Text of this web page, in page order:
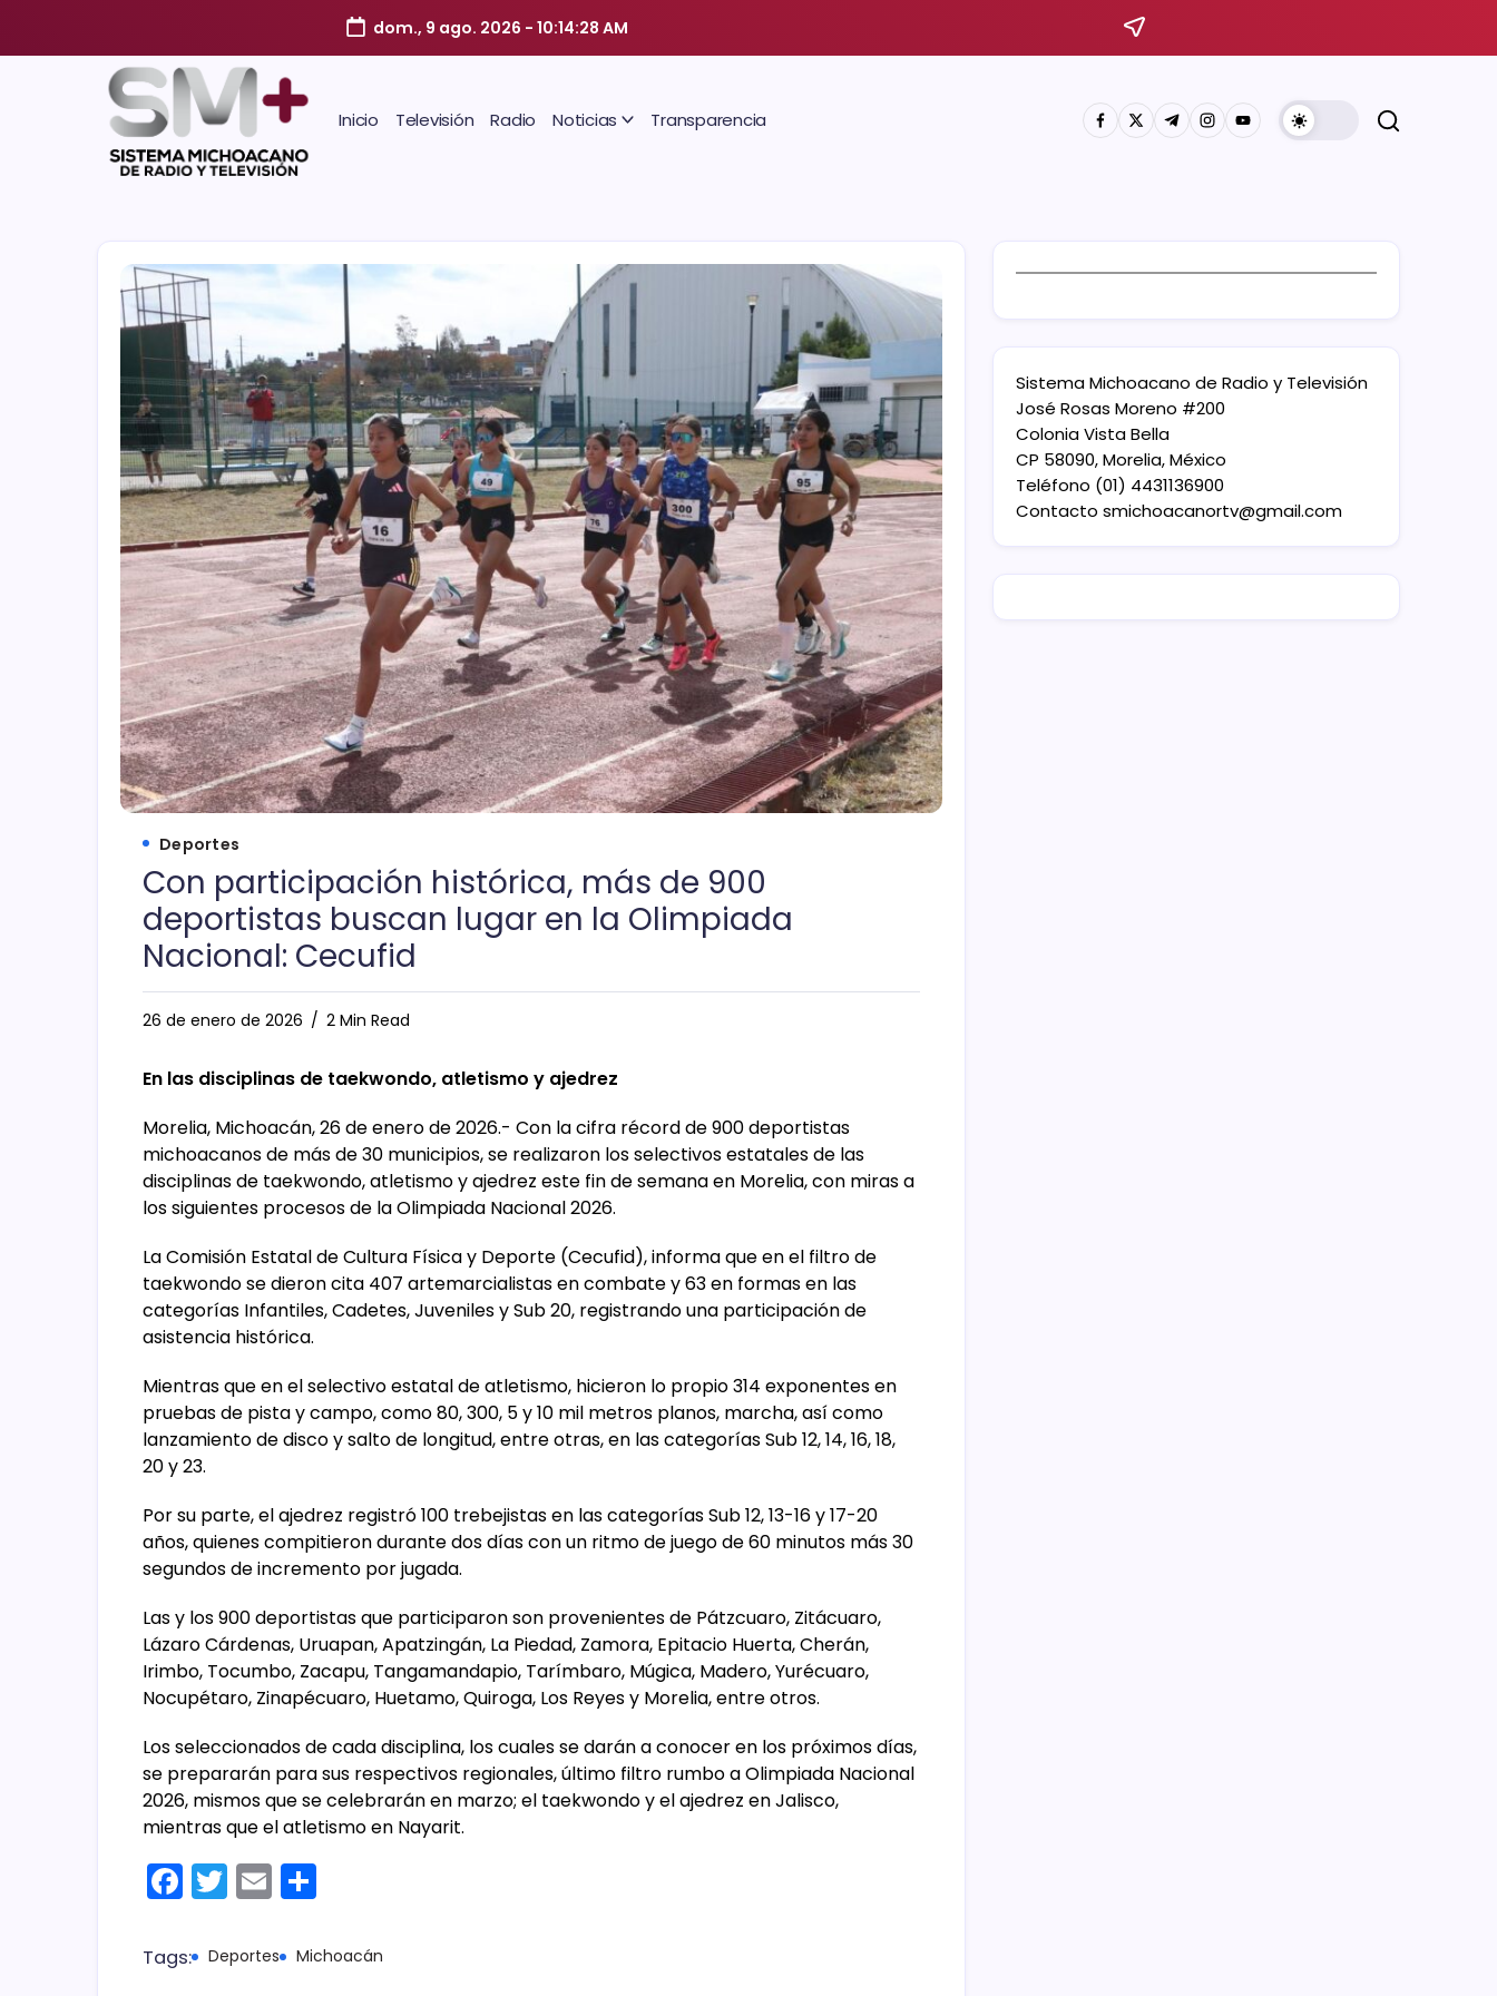
dom., 9 ago. 2026 - 10:14:29 AM
Inicio Televisión Radio Noticias Transparencia
Deportes
Con participación histórica, más de 900
deportistas buscan lugar en la Olimpiada
Nacional: Cecufid
26 de enero de 2026 2 Min Read
En las disciplinas de taekwondo, atletismo y ajedrez
Morelia, Michoacán, 26 de enero de 2026.- Con la cifra récord de 900 deportistas
michoacanos de más de 30 municipios, se realizaron los selectivos estatales de las
disciplinas de taekwondo, atletismo y ajedrez este fin de semana en Morelia, con miras a
los siguientes procesos de la Olimpiada Nacional 2026.
La Comisión Estatal de Cultura Física y Deporte (Cecufid), informa que en el filtro de
taekwondo se dieron cita 407 artemarcialistas en combate y 63 en formas en las
categorías Infantiles, Cadetes, Juveniles y Sub 20, registrando una participación de
asistencia histórica.
Mientras que en el selectivo estatal de atletismo, hicieron lo propio 314 exponentes en
pruebas de pista y campo, como 80, 300, 5 y 10 mil metros planos, marcha, así como
lanzamiento de disco y salto de longitud, entre otras, en las categorías Sub 12, 14, 16, 18,
20 y 23.
Por su parte, el ajedrez registró 100 trebejistas en las categorías Sub 12, 13-16 y 17-20
años, quienes compitieron durante dos días con un ritmo de juego de 60 minutos más 30
segundos de incremento por jugada.
Las y los 900 deportistas que participaron son provenientes de Pátzcuaro, Zitácuaro,
Lázaro Cárdenas, Uruapan, Apatzingán, La Piedad, Zamora, Epitacio Huerta, Cherán,
Irimbo, Tocumbo, Zacapu, Tangamandapio, Tarímbaro, Múgica, Madero, Yurécuaro,
Nocupétaro, Zinapécuaro, Huetamo, Quiroga, Los Reyes y Morelia, entre otros.
Los seleccionados de cada disciplina, los cuales se darán a conocer en los próximos días,
se prepararán para sus respectivos regionales, último filtro rumbo a Olimpiada Nacional
2026, mismos que se celebrarán en marzo; el taekwondo y el ajedrez en Jalisco,
mientras que el atletismo en Nayarit.
F
a
c
T
w
itt
E
m
ai m
Tags: Deportes Michoacán
Sistema Michoacano de Radio y Televisión
José Rosas Moreno #200
Colonia Vista Bella
CP 58090, Morelia, México
Teléfono (01) 4431136900
Contacto smichoacanortv@gmail.com